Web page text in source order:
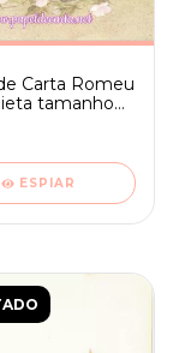
Carta Romeu
tamanho
ESPIAR